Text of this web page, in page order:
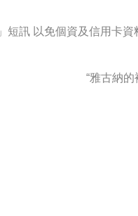
短訊 以免個資及信用卡資
“雅古納